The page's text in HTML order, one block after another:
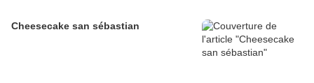
Cheesecake san sébastian